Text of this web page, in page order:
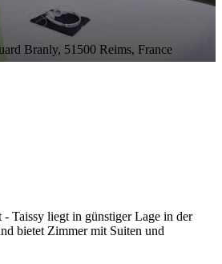
Branly, 51500 Reims, France
- Taissy liegt in günstiger Lage in der
bietet Zimmer mit Suiten und